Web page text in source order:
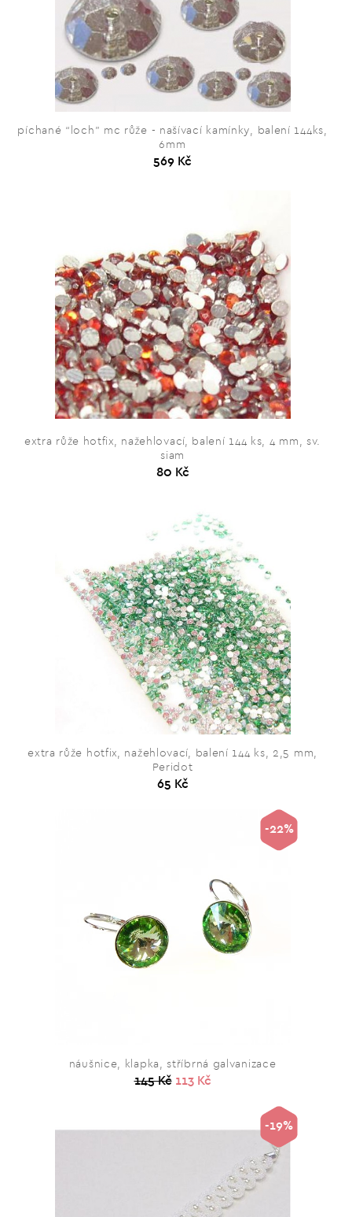
píchané “loch” mc růže - našívací kamínky, balení 144ks,
6mm
569 Kč
extra růže hotfix, nažehlovací, balení 144 ks, 4 mm, sv.
siam
80 Kč
extra růže hotfix, nažehlovací, balení 144 ks, 2,5 mm,
Peridot
65 Kč
náušnice, klapka, stříbrná galvanizace
145 Kč 113 Kč
-22%
-19%